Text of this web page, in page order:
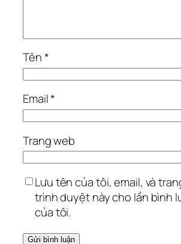
Tên*
Email*
Trang web
Lưu tên của tôi, email, và
trình duyệt này cho lần bình
của tôi.